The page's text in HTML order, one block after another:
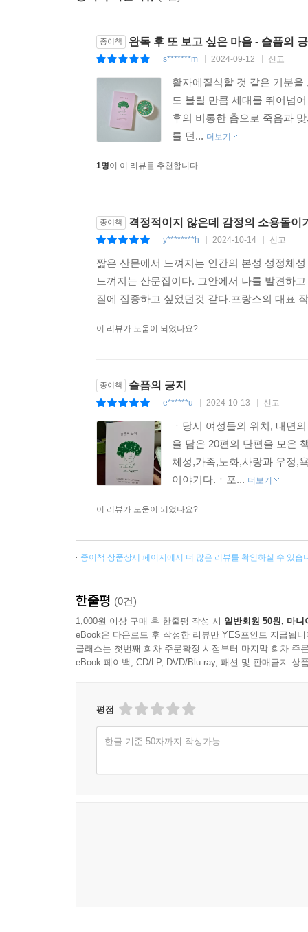
독자에게 전달된다. 콜레트에게 글쓰기는 고
포착하려는 행위이다.
사후 반세기를 훌쩍 넘기고도 여전히 독자들의
초월해 남녀노소 모두의 사랑을 받고 있다. 그
정수가 담겨있는 이 작품집은 콜레트라는 작가
찾아볼 수 있을 정도로 아름다운 프랑스어라 알
종이책 완독 후 또 보고 싶은 마음 - 슬픔의
s*******m 2024-09-12 신고
활자에질식할 것 같은 기분
도 불릴 만큼 세대를 뛰어넘
후의 비통한 춤으로 죽음과
를 던... 더보기
1명이 이 리뷰를 추천합니다.
종이책 격정적이지 않은데 감정의 소용돌이
y********h 2024-10-14 신고
짧은 산문에서 느껴지는 인간의 본성 성정체
느껴지는 산문집이다. 그안에서 나를 발견하
질에 집중하고 싶었던것 같다.프랑스의 대표
이 리뷰가 도움이 되었나요?
종이책 슬픔의 긍지
e******u 2024-10-13 신고
ㆍ당시 여성들의 위치, 내면
을 담은 20편의 단편을 모은
체성,가족,노화,사랑과 우정,
이야기다.ㆍ포... 더보기
이 리뷰가 도움이 되었나요?
종이책 상품상세 페이지에서 더 많은 리뷰를 확인하실 수 있습
한줄평 (0건)
1,000원 이상 구매 후 한줄평 작성 시 일반회원 50원, 마니
eBook은 다운로드 후 작성한 리뷰만 YES포인트 지급됩니
클래스는 첫번째 회차 주문확정 시점부터 마지막 회차 주
eBook 페이백, CD/LP, DVD/Blu-ray, 패션 및 판매금지 상
평점
한글 기준 50자까지 작성가능